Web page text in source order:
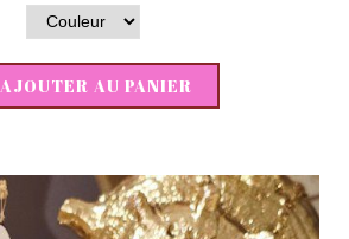
AJOUTER AU PANIER